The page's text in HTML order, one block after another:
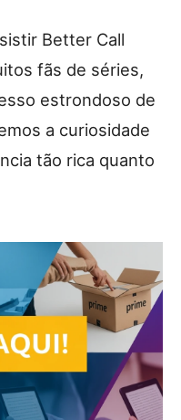
Better Call
fãs de séries,
estrondoso de
a curiosidade
tão rica quanto